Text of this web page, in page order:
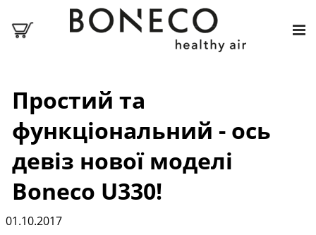
Простий та
функціональний - ось
девіз нової моделі
Boneco U330!
01.10.2017